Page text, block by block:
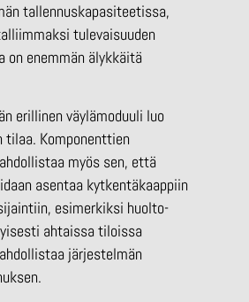
tallennuskapasiteetissa,
tulevaisuuden
on enemmän älykkäitä
erillinen väylämoduuli luo
tilaa. Komponenttien
myös sen, että
asentaa kytkentäkaappiin
esimerkiksi huolto-
ahtaissa tiloissa
järjestelmän